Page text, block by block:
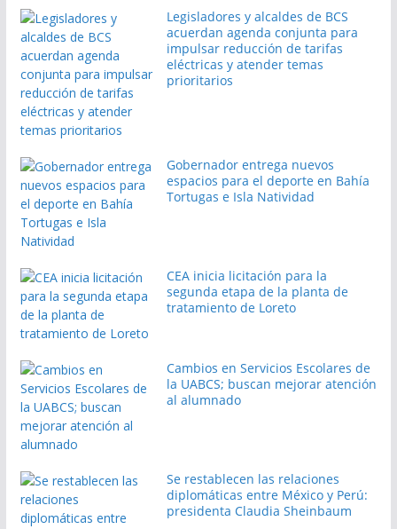
Legisladores y alcaldes de BCS
acuerdan agenda conjunta para
impulsar reducción de tarifas
eléctricas y atender temas
prioritarios
Gobernador entrega nuevos
espacios para el deporte en Bahía
Tortugas e Isla Natividad
CEA inicia licitación para la
segunda etapa de la planta de
tratamiento de Loreto
Cambios en Servicios Escolares de
la UABCS; buscan mejorar atención
al alumnado
Se restablecen las relaciones
diplomáticas entre México y Perú:
presidenta Claudia Sheinbaum